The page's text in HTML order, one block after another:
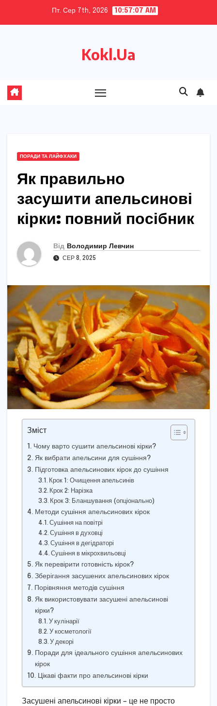
Пт. Сер 7th, 2026 10:57:08 AM
Kokl.Ua
ПОРАДИ ТА ЛАЙФХАКИ
Як правильно
засушити апельсинові
кірки: повний посібник
Від Володимир Левчин
СЕР 8, 2025
Зміст
Чому варто сушити апельсинові кірки?
Як вибрати апельсини для сушіння?
Підготовка апельсинових кірок до сушіння
Крок 1: Очищення апельсинів
Крок 2: Нарізка
Крок 3: Бланшування (опціонально)
Методи сушіння апельсинових кірок
Сушіння на повітрі
Сушіння в духовці
Сушіння в дегідраторі
Сушіння в мікрохвильовці
Як перевірити готовність кірок?
Зберігання засушених апельсинових кірок
Порівняння методів сушіння
Як використовувати засушені апельсинові
кірки?
У кулінарії
У косметології
У декорі
Поради для ідеального сушіння апельсинових
кірок
Цікаві факти про апельсинові кірки
Засушені апельсинові кірки – це не просто